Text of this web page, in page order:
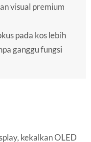
visual premium
pada kos lebih
ganggu fungsi
kekalkan OLED